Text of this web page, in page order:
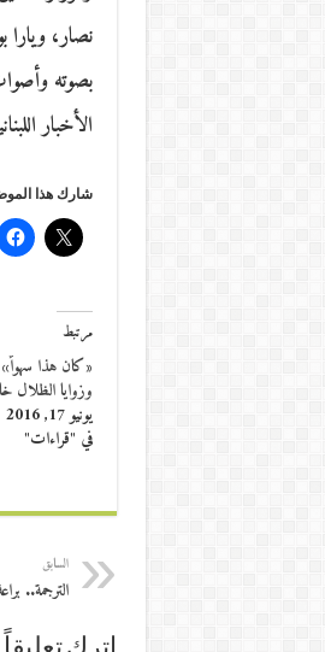
نصار،
بصوته
الأخبار
شارك هذا
مرتبط
«كان هذا
وزوايا الظلال
يونيو 17, 2016
في "قراءات"
السابق
الترجمة..